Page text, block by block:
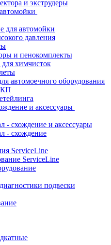
и экструдеры
для автомойки
давления
и пенокомплекты
химчисток
автомоечного оборудования
и аксессуары
- схождение и аксессуары
- схождение
ServiceLine
ServiceLine
подвески